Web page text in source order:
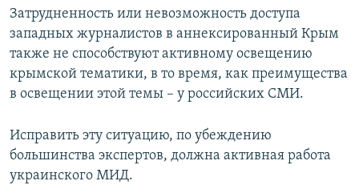
Затрудненность или невозможность доступа
западных журналистов в аннексированный Крым
также не способствуют активному освещению
крымской тематики, в то время, как преимущества
в освещении этой темы – у российских СМИ.
Исправить эту ситуацию, по убеждению
большинства экспертов, должна активная работа
украинского МИД.